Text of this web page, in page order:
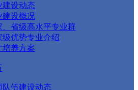
建设动态
建设概况
、省级高水平专业群
级优势专业介绍
培养方案
队伍建设动态